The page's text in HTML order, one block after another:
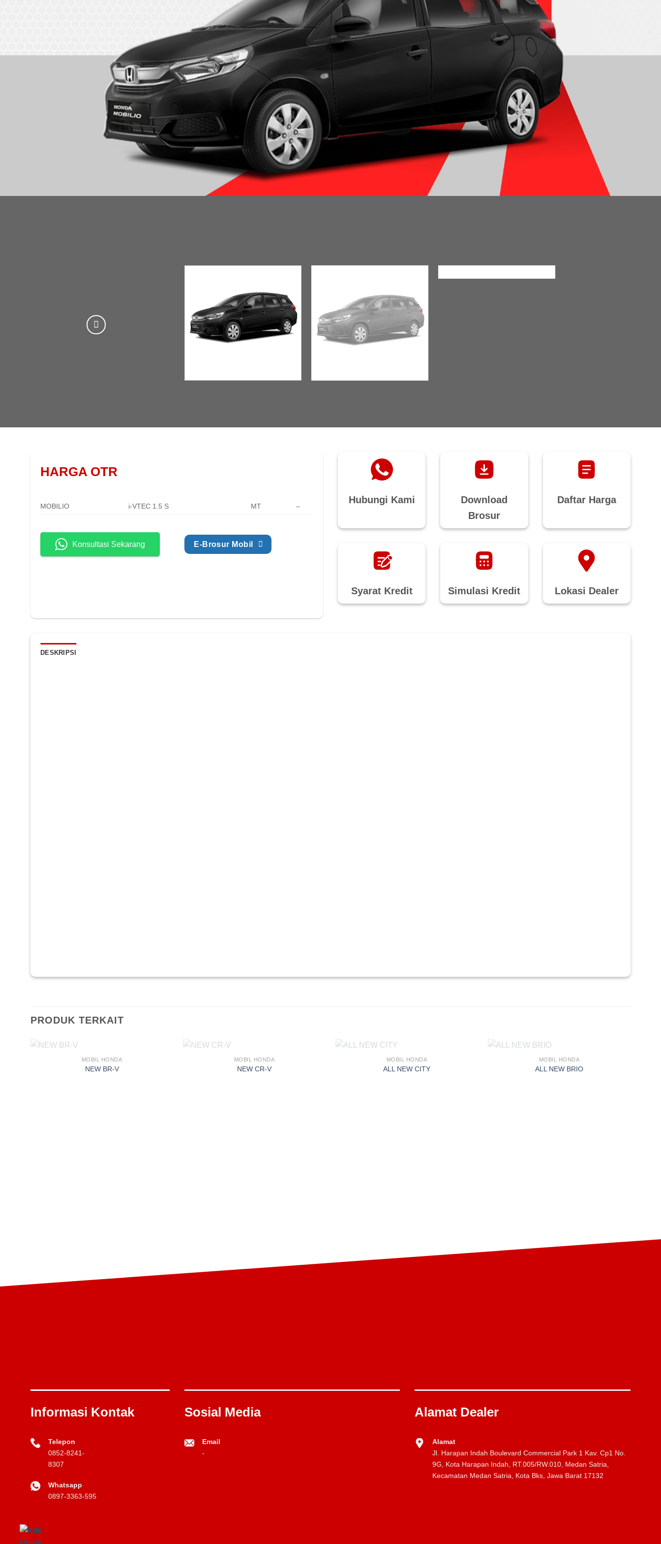
HARGA OTR
MOBILIO i-VTEC 1.5 S MT –
Konsultasi Sekarang E-Brosur Mobil
Hubungi Kami
Download
Brosur
Daftar Harga
Syarat Kredit Simulasi Kredit Lokasi Dealer
DESKRIPSI
PRODUK TERKAIT
MOBIL HONDA
NEW BR-V
MOBIL HONDA
NEW CR-V
MOBIL HONDA
ALL NEW CITY
MOBIL HONDA
ALL NEW BRIO
Informasi Kontak
Telepon
0852-8241-
8307
Whatsapp
0897-3363-595
Sosial Media
Email
-
Alamat Dealer
Alamat
Jl. Harapan Indah Boulevard Commercial Park 1 Kav. Cp1 No.
9G, Kota Harapan Indah, RT.005/RW.010, Medan Satria,
Kecamatan Medan Satria, Kota Bks, Jawa Barat 17132